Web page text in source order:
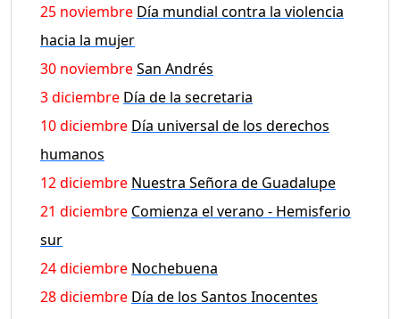
25 noviembre Día mundial contra la violencia
hacia la mujer
30 noviembreSan Andrés
3 diciembre Día de la secretaria
10 diciembre Día universal de los derechos
humanos
12 diciembre Nuestra Señora de Guadalupe
21 diciembre Comienza el verano - Hemisferio
sur
24 diciembre Nochebuena
28 diciembre Día de los Santos Inocentes